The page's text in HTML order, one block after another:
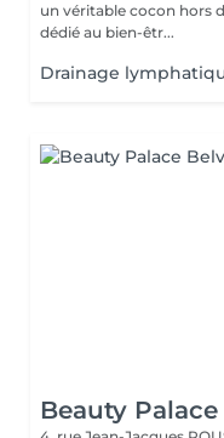
un véritable cocon hors
dédié au bien-êtr...
Drainage
Beauty